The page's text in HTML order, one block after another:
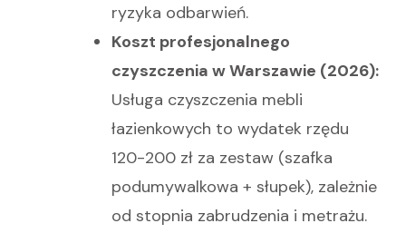
ryzyka odbarwień.
Koszt profesjonalnego
czyszczenia w Warszawie (2026):
Usługa czyszczenia mebli
łazienkowych to wydatek rzędu
120-200 zł za zestaw (szafka
podumywalkowa + słupek), zależnie
od stopnia zabrudzenia i metrażu.